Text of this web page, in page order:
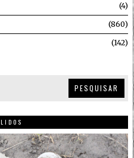
4
860
142
PESQUISAR